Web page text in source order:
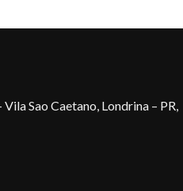
Sao Caetano, Londrina – PR,